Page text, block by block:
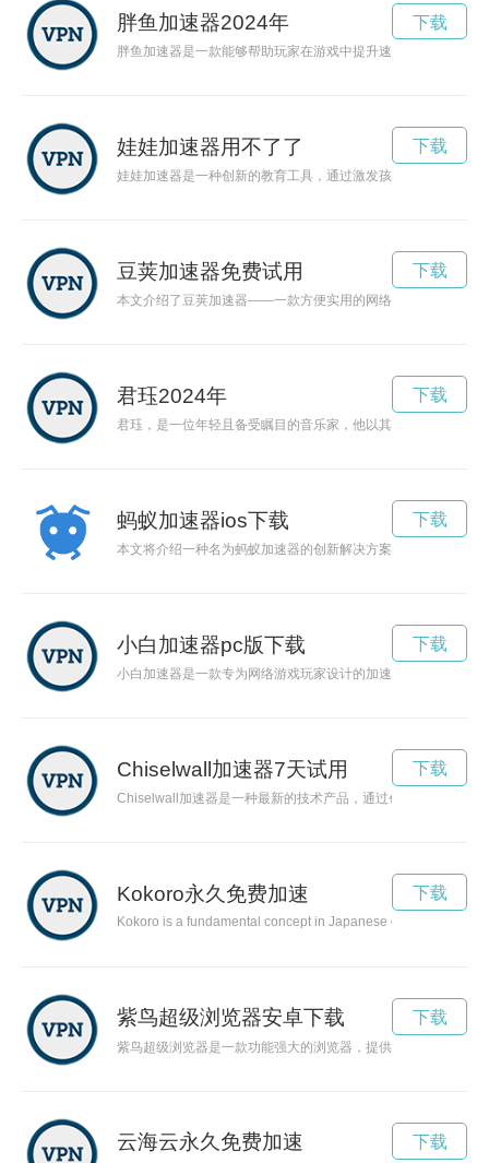
胖鱼加速器2024年
胖鱼加速器是一款能够帮助玩家在游戏中提升速度的辅助工具
下载
娃娃加速器用不了了
娃娃加速器是一种创新的教育工具，通过激发孩子的学习兴趣
下载
豆荚加速器免费试用
本文介绍了豆荚加速器——一款方便实用的网络加速工具，通过
下载
君珏2024年
君珏，是一位年轻且备受瞩目的音乐家，他以其才华横溢和独
下载
蚂蚁加速器ios下载
本文将介绍一种名为蚂蚁加速器的创新解决方案，其通过应用
下载
小白加速器pc版下载
小白加速器是一款专为网络游戏玩家设计的加速器，能够有效
下载
Chiselwall加速器7天试用
Chiselwall加速器是一种最新的技术产品，通过创新的设计和
下载
Kokoro永久免费加速
Kokoro is a fundamental concept in Japanese culture that
下载
紫鸟超级浏览器安卓下载
紫鸟超级浏览器是一款功能强大的浏览器，提供智能搜索、快
下载
云海云永久免费加速 下载